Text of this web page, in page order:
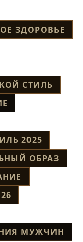
ЗДОРОВЬЕ
СТИЛЬ
2025
ОБРАЗ
МУЖЧИН